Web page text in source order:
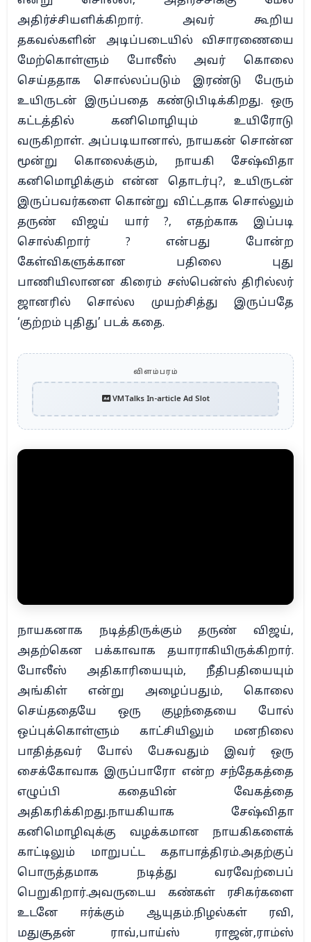
அதிர்ச்சியளிக்கிறார். அவர் கூறிய
தகவல்களின் அடிப்படையில் விசாரணையை
மேற்கொள்ளும் போலீஸ் அவர் கொலை
செய்ததாக சொல்லப்படும் இரண்டு பேரும்
உயிருடன் இருப்பதை கண்டுபிடிக்கிறது. ஒரு
கட்டத்தில் கனிமொழியும் உயிரோடு
வருகிறாள். அப்படியானால், நாயகன் சொன்ன
மூன்று கொலைக்கும், நாயகி சேஷ்விதா
கனிமொழிக்கும் என்ன தொடர்பு?, உயிருடன்
இருப்பவர்களை கொன்று விட்டதாக சொல்லும்
தருண் விஜய் யார் ?, எதற்காக இப்படி
சொல்கிறார் ? என்பது போன்ற
கேள்விகளுக்கான பதிலை புது
பாணியிலானன கிரைம் சஸ்பென்ஸ் திரில்லர்
ஜானரில் சொல்ல முயற்சித்து இருப்பதே
‘குற்றம் புதிது’ படக் கதை.
விளம்பரம்
VMTalks In-article Ad Slot
நாயகனாக நடித்திருக்கும் தருண் விஜய்,
அதற்கென பக்காவாக தயாராகியிருக்கிறார்.
போலீஸ் அதிகாரியையும், நீதிபதியையும்
அங்கிள் என்று அழைப்பதும், கொலை
செய்ததையே ஒரு குழந்தையை போல்
ஒப்புக்கொள்ளும் காட்சியிலும் மனநிலை
பாதித்தவர் போல் பேசுவதும் இவர் ஒரு
சைக்கோவாக இருப்பாரோ என்ற சந்தேகத்தை
எழுப்பி கதையின் வேகத்தை
அதிகரிக்கிறது.நாயகியாக சேஷ்விதா
கனிமொழிவுக்கு வழக்கமான நாயகிகளைக்
காட்டிலும் மாறுபட்ட கதாபாத்திரம்.அதற்குப்
பொருத்தமாக நடித்து வரவேற்பைப்
பெறுகிறார்.அவருடைய கண்கள் ரசிகர்களை
உடனே ஈர்க்கும் ஆயுதம்.நிழல்கள் ரவி,
மதுசூதன் ராவ்,பாய்ஸ் ராஜன்,ராம்ஸ்